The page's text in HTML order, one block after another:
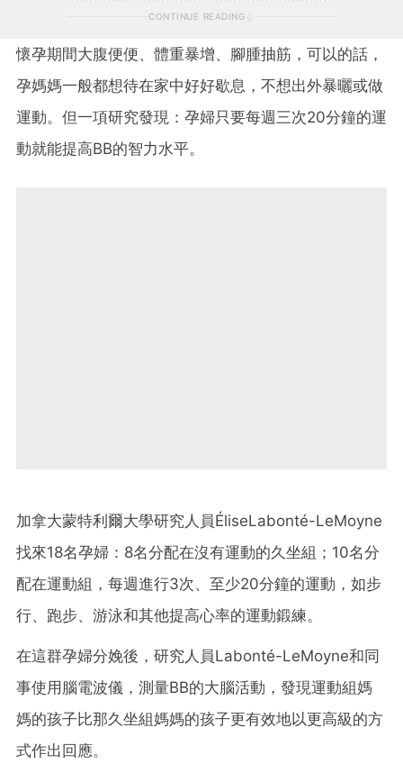
CONTINUE READING
懷孕期間大腹便便、體重暴增、腳腫抽筋，可以的話，
孕媽媽一般都想待在家中好好歇息，不想出外暴曬或做
運動。但一項研究發現：孕婦只要每週三次20分鐘的運
動就能提高BB的智力水平。
加拿大蒙特利爾大學研究人員ÉliseLabonté-LeMoyne
找來18名孕婦：8名分配在沒有運動的久坐組；10名分
配在運動組，每週進行3次、至少20分鐘的運動，如步
行、跑步、游泳和其他提高心率的運動鍛練。
在這群孕婦分娩後，研究人員Labonté-LeMoyne和同
事使用腦電波儀，測量BB的大腦活動，發現運動組媽
媽的孩子比那久坐組媽媽的孩子更有效地以更高級的方
式作出回應。